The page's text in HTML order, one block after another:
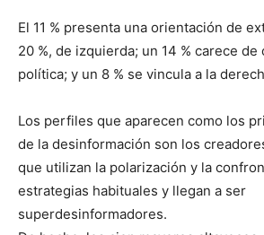
El 11 % presenta una orientación de
20 %, de izquierda; un 14 % carece
política; y un 8 % se vincula a la
Los perfiles que aparecen como los
de la desinformación son los
que utilizan la polarización y la
estrategias habituales y llegan a ser
superdesinformadores.